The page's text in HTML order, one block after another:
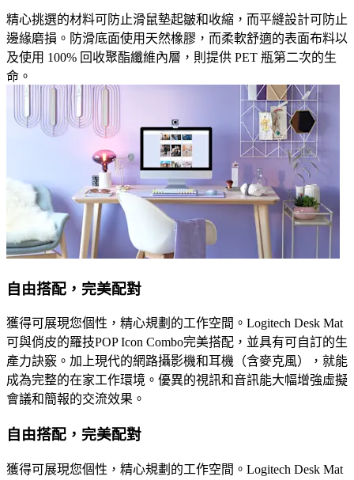
精心挑選的材料可防止滑鼠墊起皺和收縮，而平縫設計可防止
邊緣磨損。防滑底面使用天然橡膠，而柔軟舒適的表面布料以
及使用 100% 回收聚酯纖維內層，則提供 PET 瓶第二次的生
命。
自由搭配，完美配對
獲得可展現您個性，精心規劃的工作空間。Logitech Desk Mat
可與俏皮的羅技POP Icon Combo完美搭配，並具有可自訂的生
產力訣竅。加上現代的網路攝影機和耳機（含麥克風），就能
成為完整的在家工作環境。優異的視訊和音訊能大幅增強虛擬
會議和簡報的交流效果。
自由搭配，完美配對
獲得可展現您個性，精心規劃的工作空間。Logitech Desk Mat